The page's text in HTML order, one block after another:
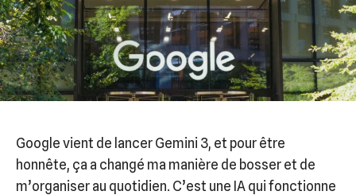
Google vient de lancer Gemini 3, et pour être
honnête, ça a changé ma manière de bosser et de
m’organiser au quotidien. C’est une IA qui fonctionne